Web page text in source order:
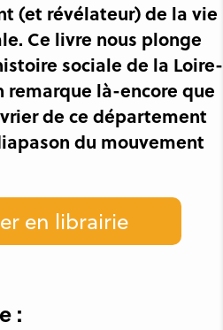
(et révélateur) de la vie
Ce livre nous plonge
sociale de la Loire-
là-encore que
de ce département
du mouvement
en librairie
: